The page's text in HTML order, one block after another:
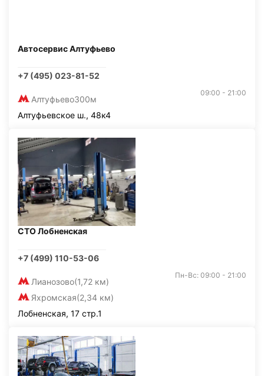
Автосервис Алтуфьево
+7 (495) 023-81-52
Алтуфьево300м
09:00 - 21:00
Алтуфьевское ш., 48к4
СТО Лобненская
+7 (499) 110-53-06
Лианозово(1,72 км)
Яхромская(2,34 км)
Пн-Вс: 09:00 - 21:00
Лобненская, 17 стр.1